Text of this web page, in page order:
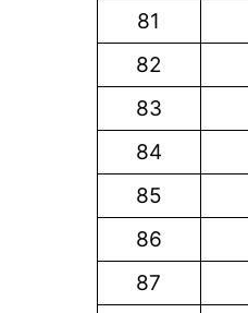
81
82
83
84
85
86
87